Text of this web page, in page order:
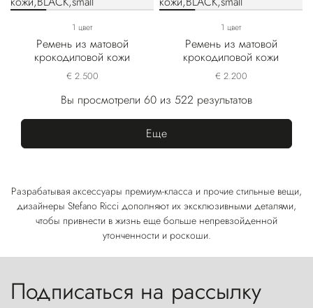
1 цвет
Ремень из матовой
крокодиловой кожи
€ 2.500
1 цвет
Ремень из матовой
крокодиловой кожи
€ 2.200
Вы просмотрели 60 из 522 результатов
Еще
Разрабатывая аксессуары премиум-класса и прочие стильные вещи,
дизайнеры Stefano Ricci дополняют их эксклюзивными деталями,
чтобы привнести в жизнь еще больше непревзойденной
утонченности и роскоши.
Подписаться на рассылку